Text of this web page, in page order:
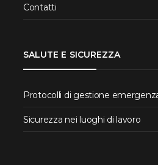
Contatti
SALUTE E SICUREZZA
Protocolli di gestione
Sicurezza nei luoghi di lavoro